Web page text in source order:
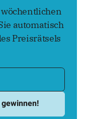
automatisch
Preisrätsels